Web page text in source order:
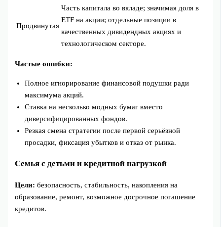
Продвинутая
Часть капитала во вкладе; значимая доля в
ETF на акции; отдельные позиции в
качественных дивидендных акциях и
технологическом секторе.
Частые ошибки:
Полное игнорирование финансовой подушки ради
максимума акций.
Ставка на несколько модных бумаг вместо
диверсифицированных фондов.
Резкая смена стратегии после первой серьёзной
просадки, фиксация убытков и отказ от рынка.
Семья с детьми и кредитной нагрузкой
Цели: безопасность, стабильность, накопления на
образование, ремонт, возможное досрочное погашение
кредитов.